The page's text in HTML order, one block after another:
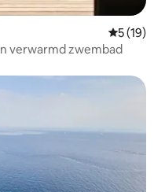
5 (19)
verwarmd zwembad